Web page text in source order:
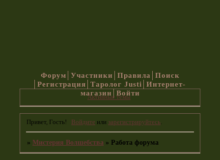
Форум Участники Правила
Поиск
Регистрация Таролог Justi
Интернет-
магазин
Войти
Активные темы
Привет, Гость! Войдите или зарегистрируйтесь
»Мистерия Волшебства »Работа форума